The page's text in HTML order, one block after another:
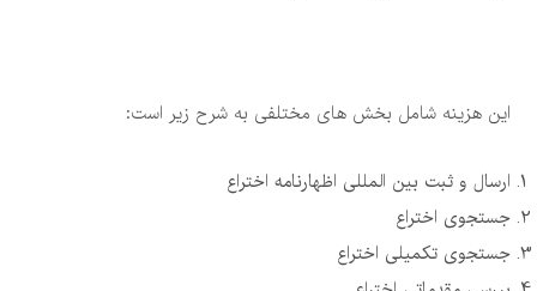
این هزینه شامل بخش های مختلفی به شرح زیر است:
ارسال و ثبت بین المللی اظهارنامه اختراع
جستجوی اختراع
جستجوی تکمیلی اختراع